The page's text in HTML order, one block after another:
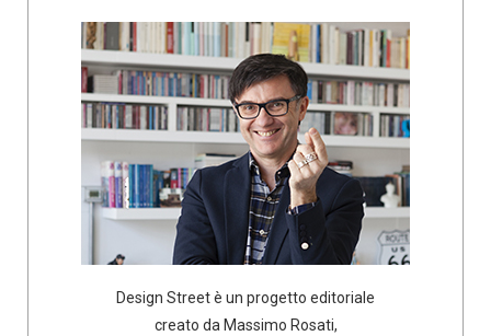
Design Street è un progetto editoriale
creato da Massimo Rosati,